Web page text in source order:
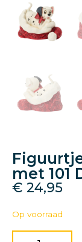
met 101
€ 24,95
Op voorraad